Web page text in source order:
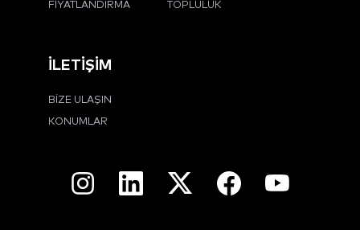
FIYATLANDIRMA TOPLULUK
İLETIŞIM
BIZE ULAŞIN
KONUMLAR